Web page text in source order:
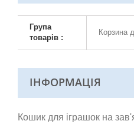
Група
товарів :
Корзина
ІНФОРМАЦІЯ
Кошик для іграшок на